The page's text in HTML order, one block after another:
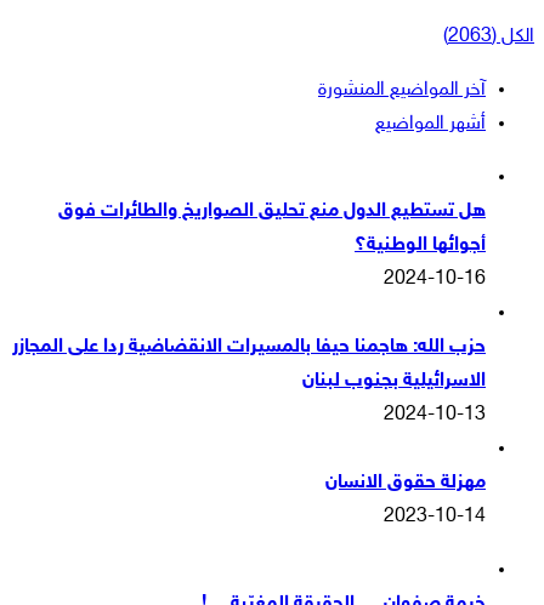
الكل (2063)
آخر المواضيع المنشورة
أشهر المواضيع
هل تستطيع الدول منع تحليق الصواريخ والطائرات فوق
أجوائها الوطنية؟
2024-10-16
حزب الله: هاجمنا حيفا بالمسيرات الانقضاضية ردا على المجازر
الاسرائيلية بجنوب لبنان
2024-10-13
مهزلة حقوق الانسان
2023-10-14